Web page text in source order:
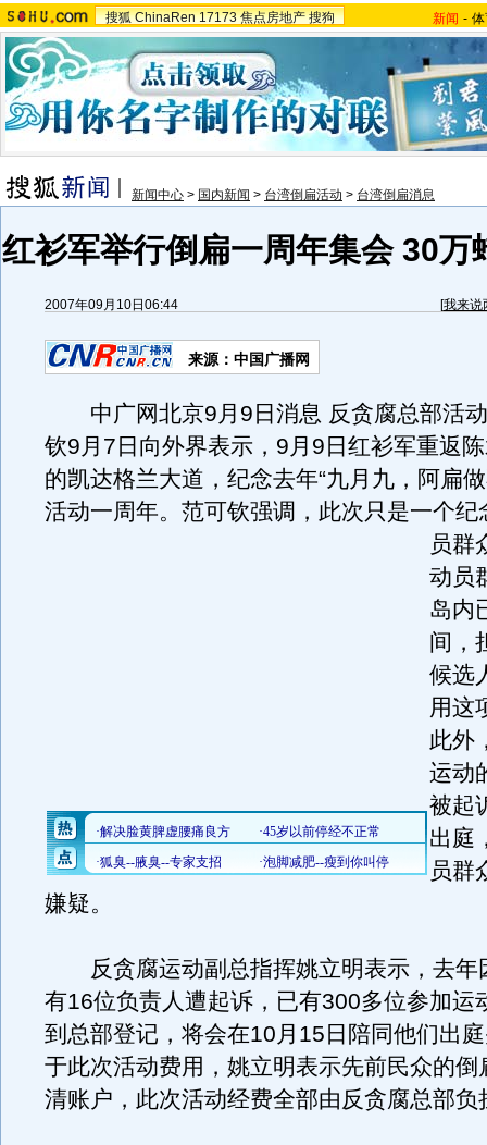
搜狐 ChinaRen 17173 焦点房地产 搜狗 新闻 -
新闻中心 > 国内新闻 > 台湾倒扁活动 > 台湾倒扁消息
红衫军举行倒扁一周年集会 30万
2007年09月10日06:44 [我来说
来源：中国广播网
中广网北京9月9日消息 反贪腐总部活
钦9月7日向外界表示，9月9日红衫军重返
的凯达格兰大道，纪念去年“九月九，阿扁
活动一周年。范可钦强调，此次只是一个纪
员群
动员
岛内
间，
候选
用这
此外
运动
被起
出庭
员群
嫌疑。
反贪腐运动副总指挥姚立明表示，去年
有16位负责人遭起诉，已有300多位参加运
到总部登记，将会在10月15日陪同他们出庭
于此次活动费用，姚立明表示先前民众的倒
清账户，此次活动经费全部由反贪腐总部负